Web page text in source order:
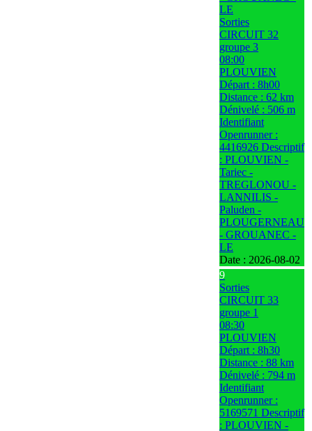
LE
Sorties
CIRCUIT 32
groupe 3
08:00
PLOUVIEN
Départ : 8h00
Distance : 62 km
Dénivelé : 506 m
Identifiant
Openrunner :
4416926 Descriptif
: PLOUVIEN -
Tariec -
TREGLONOU -
LANNILIS -
Paluden -
PLOUGERNEAU
- GROUANEC -
LE
Date : 2026-08-02
9
Sorties
CIRCUIT 33
groupe 1
08:30
PLOUVIEN
Départ : 8h30
Distance : 88 km
Dénivelé : 794 m
Identifiant
Openrunner :
5169571 Descriptif
: PLOUVIEN -